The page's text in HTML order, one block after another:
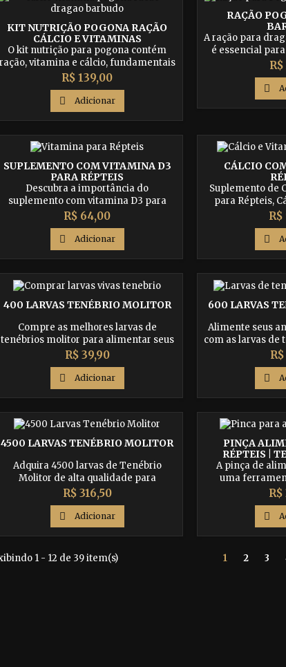
KIT NUTRIÇÃO POGONA RAÇÃO
CÁLCIO E VITAMINAS
O kit nutrição para pogona contém
ração, vitamina e cálcio, fundamentais
para garantir a saúde e o bem-estar do
seu pet. Conheça os benefícios da
alimentação balanceada e adquira já o
melhor kit no mercado!
Preço
R$ 139,00
 Adicionar
RAÇÃO
A ração para
é essencial
adequada do
Conheça os
balanceada e
opção

SUPLEMENTO COM VITAMINA D3
PARA RÉPTEIS
Descubra a importância do
suplemento com vitamina D3 para
répteis e como ele pode beneficiar sua
iguana, corn snake, tartarugas, jabuti,
pogona, gecko e outros repteis.
Promova a saúde óssea, fortaleça o
sistema imunológico e proporcione
vitalidade a seus animais de
estimação. Adquira agora o
suplemento de qualidade e garanta o
Preço
R$ 64,00
 Adicionar
CÁLCIO
Suplemento de
para Répteis,
D3 para
Geckos. O
ao

400 LARVAS TENÉBRIO MOLITOR
Compre as melhores larvas de
tenébrios molitor para alimentar seus
animais de estimação. Alimento rico
em nutrientes essenciais para répteis,
pássaros e anfíbios. Compre agora e
garanta uma dieta balanceada para
seus bichinhos!
Preço
R$ 39,90
 Adicionar
600 LARVAS
Alimente seus
com as larvas de
alimento rico
e minerais,
pássaros e
proporcione
nutritiva

4500 LARVAS TENÉBRIO MOLITOR
Adquira 4500 larvas de Tenébrio
Molitor de alta qualidade para
alimentar seus animais de estimação.
Essas larvas são uma fonte rica em
proteínas e nutrientes essenciais para
répteis, pássaros e outros animais.
Compre agora e forneça o melhor
cuidado nutricional para seus pets
Preço
R$ 316,50
 Adicionar
PINÇA
RÉPTEIS |
A pinça de
uma
alimentar
lagartos e
segura. Compre
online e facilite
animal

1 - 12 de 39 item(s) 1 2 3